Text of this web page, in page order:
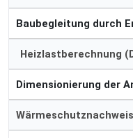
Baubegleitung durch
Heizlastberechnung
Dimensionierung der
Wärmeschutznachweis